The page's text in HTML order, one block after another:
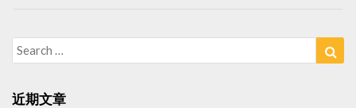
Search
for:
近期文章